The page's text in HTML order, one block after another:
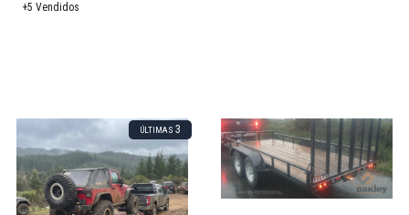
+5 Vendidos
ÚLTIMAS 3